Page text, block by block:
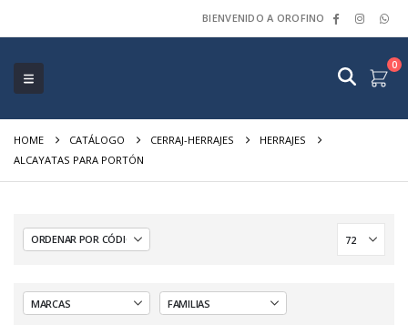
BIENVENIDO A OROFINO
0
HOME CATÁLOGO CERRAJ-HERRAJES
HERRAJES
ALCAYATAS PARA PORTÓN